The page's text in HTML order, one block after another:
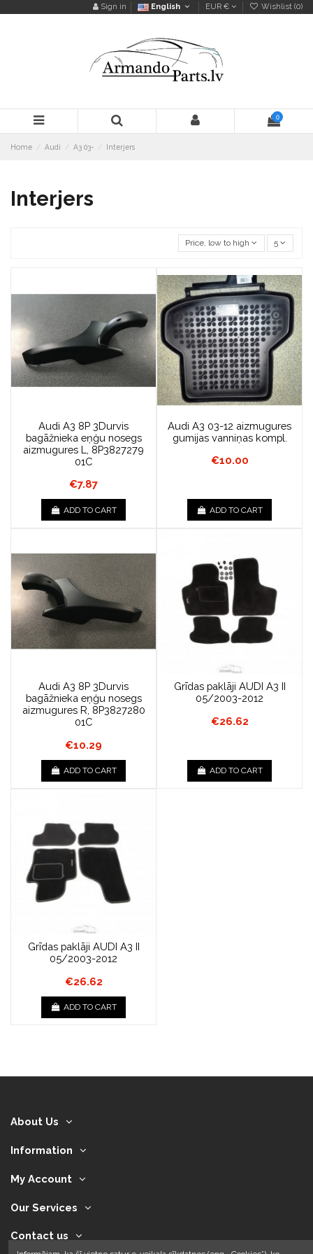
Sign in English EUR € Wishlist (0)
0
Home Audi A3 03- Interjers
Interjers
Price, low to high 5
Audi A3 8P 3Durvis
bagāžnieka eņģu nosegs
aizmugures L, 8P3827279
01C
€7.87
ADD TO CART
Audi A3 03-12 aizmugures
gumijas vanniņas kompl.
€10.00
ADD TO CART
Audi A3 8P 3Durvis
bagāžnieka eņģu nosegs
aizmugures R, 8P3827280
01C
€10.29
ADD TO CART
Grīdas paklāji AUDI A3 II
05/2003-2012
€26.62
ADD TO CART
Grīdas paklāji AUDI A3 II
05/2003-2012
€26.62
ADD TO CART
About Us
Information
My Account
Our Services
Contact us